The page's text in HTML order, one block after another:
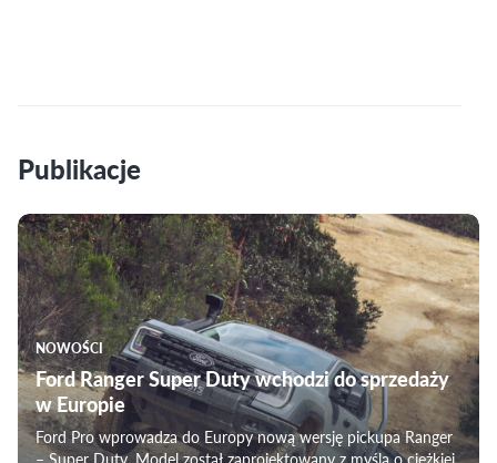
Publikacje
NOWOŚCI
Ford Ranger Super Duty wchodzi do sprzedaży
w Europie
Ford Pro wprowadza do Europy nową wersję pickupa Ranger
– Super Duty. Model został zaprojektowany z myślą o ciężkiej